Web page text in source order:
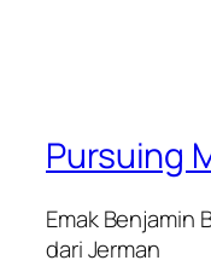
Pursuing
Emak Benjamin
dari Jerman